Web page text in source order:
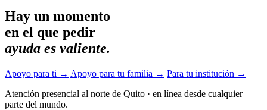
Hay un momento
en el que pedir
ayuda es valiente.
Apoyo para ti → Apoyo para tu familia → Para tu institución →
Atención presencial al norte de Quito · en línea desde cualquier
parte del mundo.